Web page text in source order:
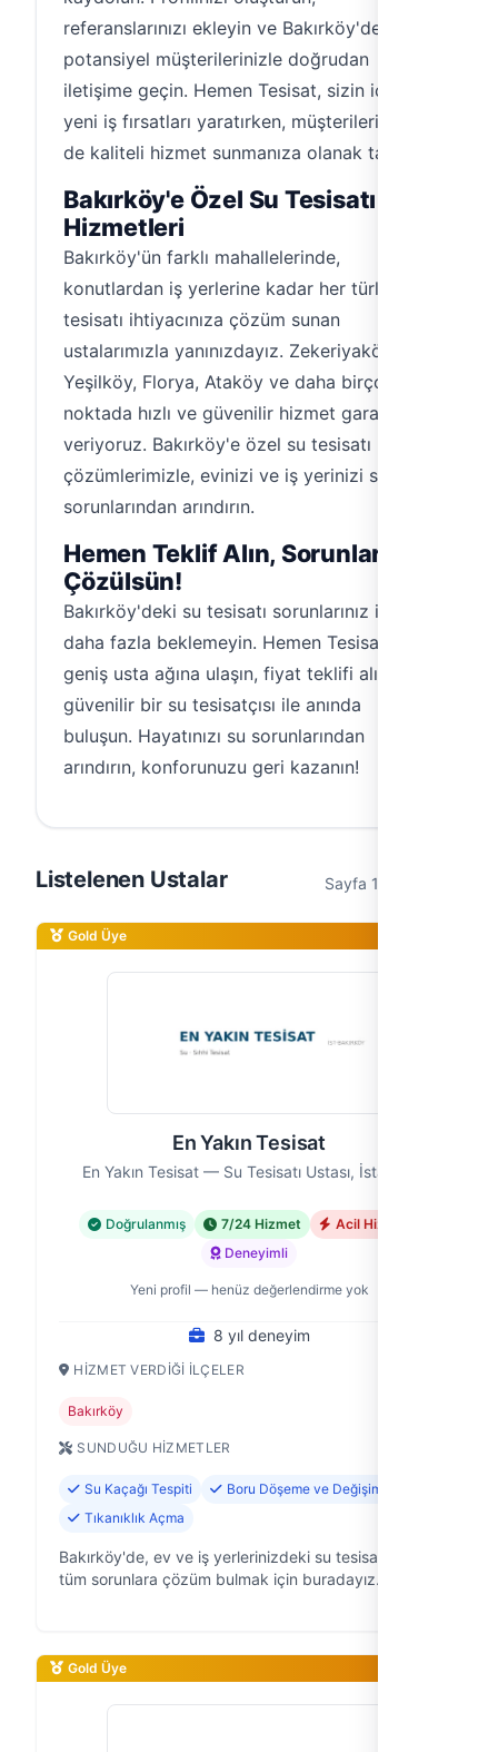
referanslarınızı ekleyin ve Bakırköy'deki
potansiyel müşterilerinizle doğrudan
iletişime geçin. Hemen Tesisat, sizin için
yeni iş fırsatları yaratırken, müşterilerinize
de kaliteli hizmet sunmanıza olanak tanır.
Bakırköy'e Özel Su Tesisatı
Hizmetleri
Bakırköy'ün farklı mahallelerinde,
konutlardan iş yerlerine kadar her türlü su
tesisatı ihtiyacınıza çözüm sunan
ustalarımızla yanınızdayız. Zekeriyaköy,
Yeşilköy, Florya, Ataköy ve daha birçok
noktada hızlı ve güvenilir hizmet garantisi
veriyoruz. Bakırköy'e özel su tesisatı
çözümlerimizle, evinizi ve iş yerinizi su
sorunlarından arındırın.
Hemen Teklif Alın, Sorunlarınız
Çözülsün!
Bakırköy'deki su tesisatı sorunlarınız için
daha fazla beklemeyin. Hemen Tesisat'ın
geniş usta ağına ulaşın, fiyat teklifi alın ve
güvenilir bir su tesisatçısı ile anında
buluşun. Hayatınızı su sorunlarından
arındırın, konforunuzu geri kazanın!
Listelenen Ustalar Sayfa 1 / 1 (3 usta)
Gold Üye
En Yakın Tesisat
En Yakın Tesisat — Su Tesisatı Ustası, İstanbul
Doğrulanmış 7/24 Hizmet
Acil Hizmet
Deneyimli
Yeni profil — henüz değerlendirme yok
8 yıl deneyim
HIZMET VERDIĞI İLÇELER
Bakırköy
SUNDUĞU HIZMETLER
Su Kaçağı Tespiti
Boru Döşeme ve Değişimi
Tıkanıklık Açma
Bakırköy'de, ev ve iş yerlerinizdeki su tesisatıyla ilgili
tüm sorunlara çözüm bulmak için buradayız. "En
Gold Üye